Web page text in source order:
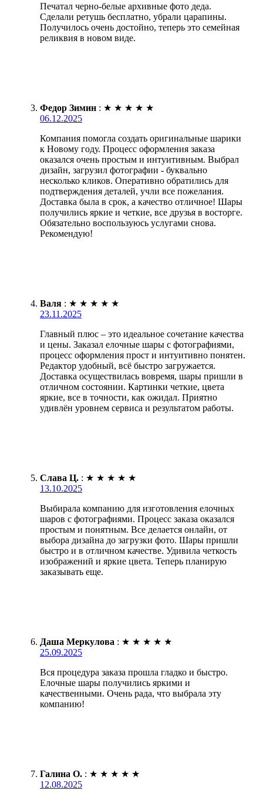
Печатал черно-белые архивные фото деда.
Сделали ретушь бесплатно, убрали царапины.
Получилось очень достойно, теперь это семейная
реликвия в новом виде.
Федор Зимин : ★ ★ ★ ★ ★
06.12.2025
Компания помогла создать оригинальные шарики
к Новому году. Процесс оформления заказа
оказался очень простым и интуитивным. Выбрал
дизайн, загрузил фотографии - буквально
несколько кликов. Оперативно обратились для
подтверждения деталей, учли все пожелания.
Доставка была в срок, а качество отличное! Шары
получились яркие и четкие, все друзья в восторге.
Обязательно воспользуюсь услугами снова.
Рекомендую!
Валя : ★ ★ ★ ★ ★
23.11.2025
Главный плюс – это идеальное сочетание качества
и цены. Заказал елочные шары с фотографиями,
процесс оформления прост и интуитивно понятен.
Редактор удобный, всё быстро загружается.
Доставка осуществилась вовремя, шары пришли в
отличном состоянии. Картинки четкие, цвета
яркие, все в точности, как ожидал. Приятно
удивлён уровнем сервиса и результатом работы.
Слава Ц. : ★ ★ ★ ★ ★
13.10.2025
Выбирала компанию для изготовления елочных
шаров с фотографиями. Процесс заказа оказался
простым и понятным. Все делается онлайн, от
выбора дизайна до загрузки фото. Шары пришли
быстро и в отличном качестве. Удивила четкость
изображений и яркие цвета. Теперь планирую
заказывать еще.
Даша Меркулова : ★ ★ ★ ★ ★
25.09.2025
Вся процедура заказа прошла гладко и быстро.
Елочные шары получились яркими и
качественными. Очень рада, что выбрала эту
компанию!
Галина О. : ★ ★ ★ ★ ★
12.08.2025